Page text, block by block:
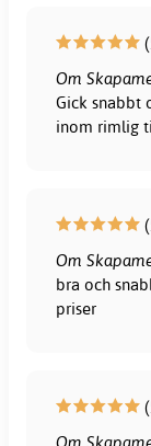
Om
Gick snabbt
inom rimlig
Om
bra och
priser